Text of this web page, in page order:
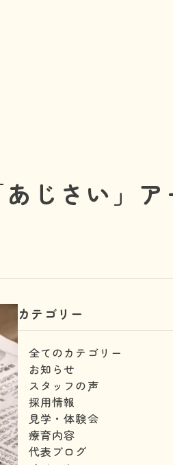
じさい」ア
カテゴリー
全てのカテゴリー
お知らせ
スタッフの声
採用情報
見学・体験会
療育内容
代表ブログ